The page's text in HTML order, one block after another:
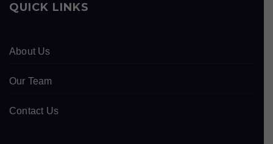
QUICK LINKS
About Us
Our Team
Contact Us